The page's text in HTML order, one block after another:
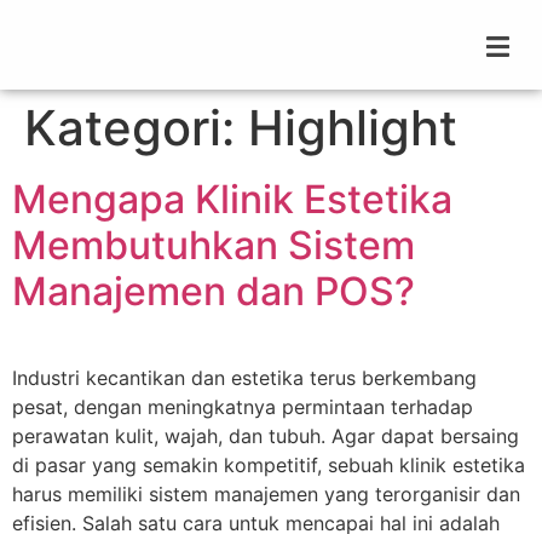
Kategori: Highlight
Mengapa Klinik Estetika
Membutuhkan Sistem
Manajemen dan POS?
Industri kecantikan dan estetika terus berkembang
pesat, dengan meningkatnya permintaan terhadap
perawatan kulit, wajah, dan tubuh. Agar dapat bersaing
di pasar yang semakin kompetitif, sebuah klinik estetika
harus memiliki sistem manajemen yang terorganisir dan
efisien. Salah satu cara untuk mencapai hal ini adalah